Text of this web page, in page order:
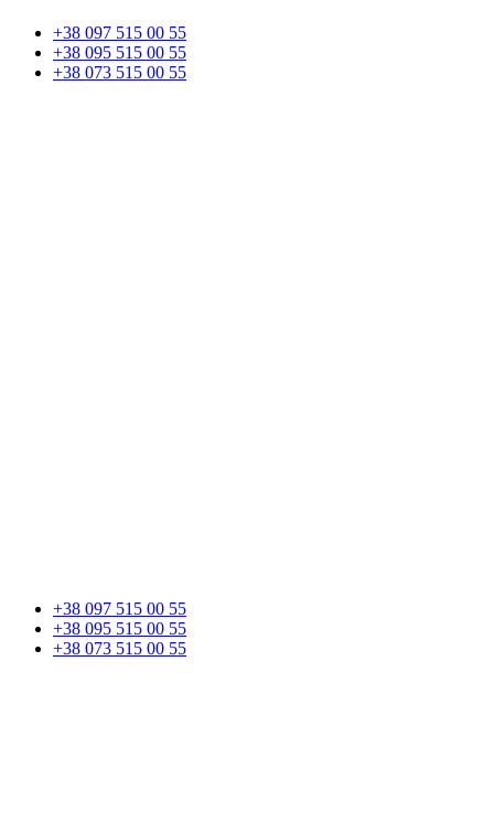
+38 097 515 00 55
+38 095 515 00 55
+38 073 515 00 55
+38 097 515 00 55
+38 095 515 00 55
+38 073 515 00 55